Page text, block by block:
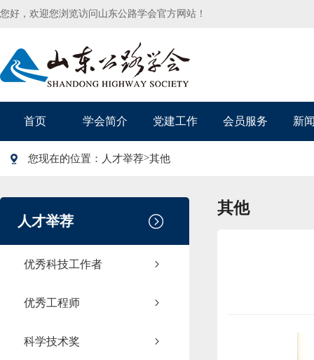
您好，欢迎您浏览访问山东公路学会官方网站！
首页 学会简介 党建工作 会员服务 新
您现在的位置： 人才举荐>其他
人才举荐
优秀科技工作者
优秀工程师
科学技术奖
其他